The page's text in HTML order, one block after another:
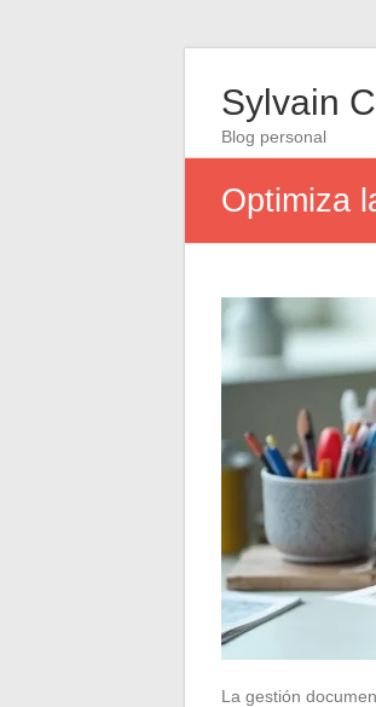
Sylvain
Blog personal
Optimiza
La gestión